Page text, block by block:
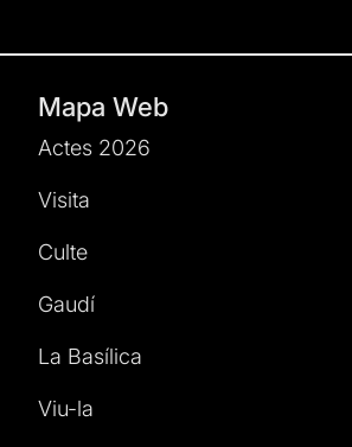
Mapa Web
Actes 2026
Visita
Culte
Gaudí
La Basílica
Viu-la